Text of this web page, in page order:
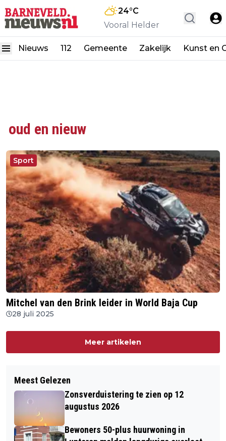
24°C
Vooral Helder
Nieuws 112 Gemeente Zakelijk Kunst en
oud en nieuw
Sport
Mitchel van den Brink leider in World Baja Cup
28 juli 2025
Meer artikelen
Meest Gelezen
Zonsverduistering te zien op 12
augustus 2026
Bewoners 50-plus huurwoning in